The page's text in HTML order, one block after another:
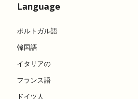
Language
ポルトガル語
韓国語
イタリアの
フランス語
ドイツ人